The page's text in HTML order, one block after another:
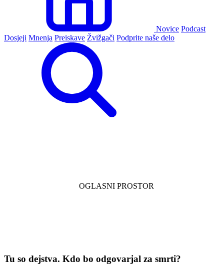
Novice Podcast
Dosjeji Mnenja Preiskave Žvižgači Podprite naše delo
Tu so dejstva. Kdo bo odgovarjal za smrti?